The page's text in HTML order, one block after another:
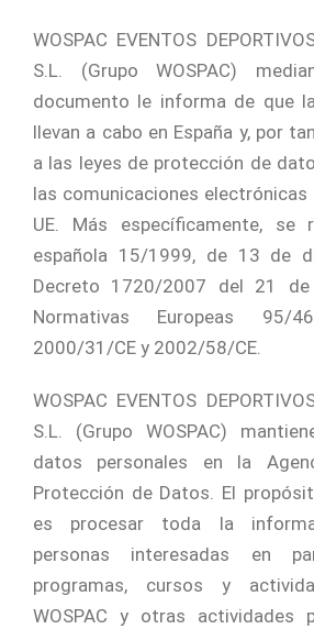
WOSPAC EVENTOS
S.L. (Grupo WOSPAC)
documento le informa de que
llevan a cabo en España y, por
a las leyes de protección de
las comunicaciones electrónicas
UE. Más específicamente,
española 15/1999, de 13 de
Decreto 1720/2007 del 21
Normativas Europeas 95/
2000/31/CE y 2002/58/CE.
WOSPAC EVENTOS
S.L. (Grupo WOSPAC)
datos personales en la
Protección de Datos. El
es procesar toda la
personas interesadas en
programas, cursos y
WOSPAC y otras actividades